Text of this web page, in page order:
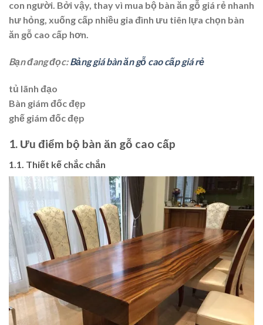
con người. Bởi vậy, thay vì mua bộ bàn ăn gỗ giá rẻ nhanh
hư hỏng, xuống cấp nhiều gia đình ưu tiên lựa chọn bàn
ăn gỗ cao cấp hơn.
Bạn đang đọc:Bảng giá bàn ăn gỗ cao cấp giá rẻ
tủ lãnh đạo
Bàn giám đốc đẹp
ghế giám đốc đẹp
1. Ưu điểm bộ bàn ăn gỗ cao cấp
1.1. Thiết kế chắc chắn